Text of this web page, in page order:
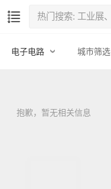
电子电路 城市筛选
抱歉，暂无相关信息